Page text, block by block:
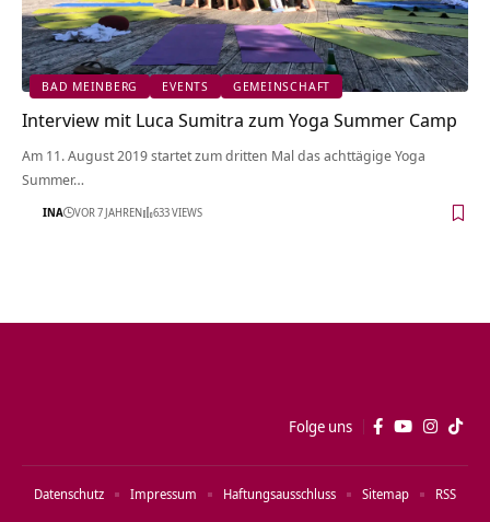
BAD MEINBERG EVENTS GEMEINSCHAFT
Interview mit Luca Sumitra zum Yoga Summer Camp
Am 11. August 2019 startet zum dritten Mal das achttägige Yoga
Summer…
INA VOR 7 JAHREN 633 VIEWS
Folge uns
Datenschutz Impressum Haftungsausschluss Sitemap RSS